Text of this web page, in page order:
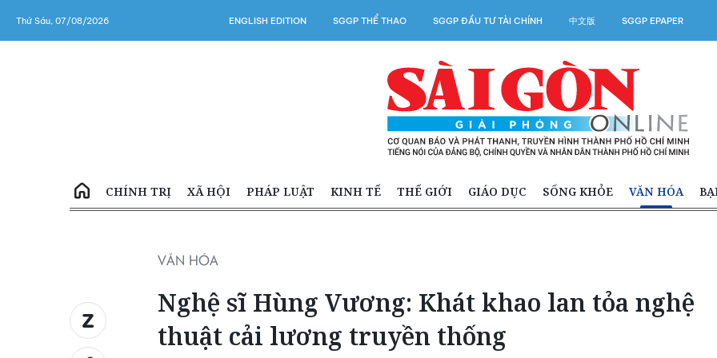
Thứ Sáu, 07/08/2026 ENGLISH EDITION SGGP THỂ THAO SGGP ĐẦU TƯ TÀI CHÍNH 中文版 SGGP EPAPER
CHÍNH TRỊ XÃ HỘI PHÁP LUẬT KINH TẾ THẾ GIỚI GIÁO DỤC SỐNG KHỎE VĂN HÓA
VĂN HÓA
Nghệ sĩ Hùng Vương: Khát khao lan tỏa nghệ
thuật cải lương truyền thống